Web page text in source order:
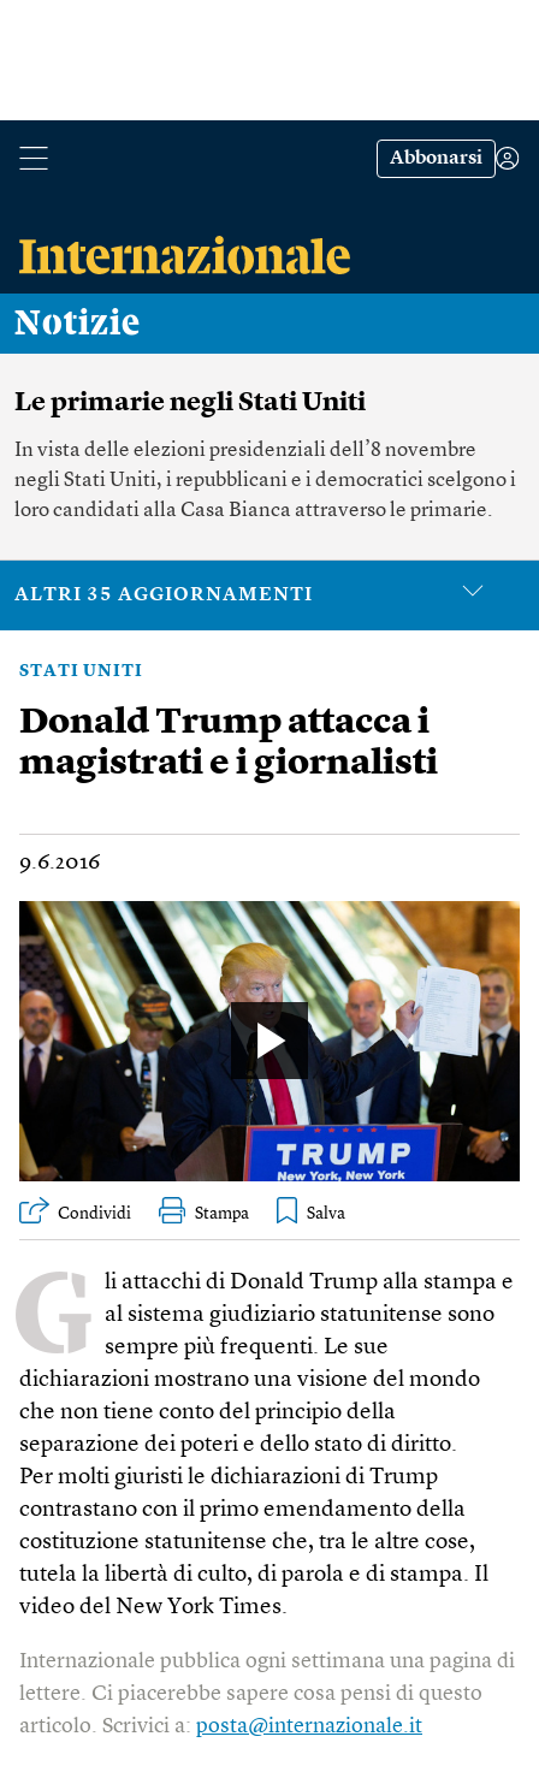
Abbonarsi
Notizie
Le primarie negli Stati Uniti
In vista delle elezioni presidenziali dell’8 novembre
negli Stati Uniti, i repubblicani e i democratici scelgono i
loro candidati alla Casa Bianca attraverso le primarie.
ALTRI 35 AGGIORNAMENTI
STATI UNITI
Donald Trump attacca i
magistrati e i giornalisti
9.6.2016
Condividi Stampa
G li attacchi di Donald Trump alla stampa e
al sistema giudiziario statunitense sono
sempre più frequenti. Le sue
dichiarazioni mostrano una visione del mondo
che non tiene conto del principio della
separazione dei poteri e dello stato di diritto.
Per molti giuristi le dichiarazioni di Trump
contrastano con il primo emendamento della
costituzione statunitense che, tra le altre cose,
tutela la libertà di culto, di parola e di stampa. Il
video del New York Times.
Internazionale pubblica ogni settimana una pagina di
lettere. Ci piacerebbe sapere cosa pensi di questo
articolo. Scrivici a: posta@internazionale.it